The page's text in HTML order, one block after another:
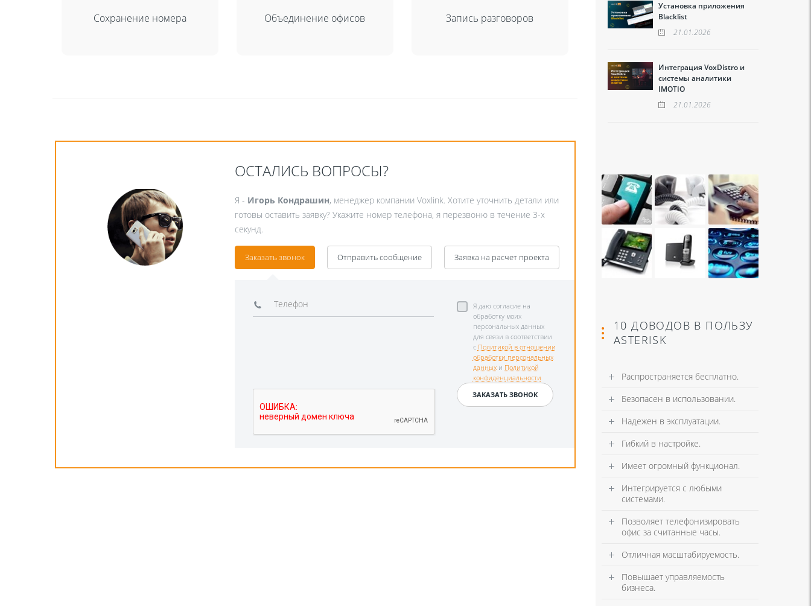
Сохранение номера Объединение офисов Запись разговоров
ОСТАЛИСЬ ВОПРОСЫ?
Я - Игорь Кондрашин, менеджер компании Voxlink. Хотите уточнить детали или
готовы оставить заявку? Укажите номер телефона, я перезвоню в течение 3-х
секунд.
Заказать звонок
Я даю согласие на
обработку моих
персональных данных
для связи в соответствии
с Политикой в отношении
обработки персональных
данныхи Политикой
конфиденциальности
Отправить сообщение Заявка на расчет проекта
Установка приложения
Blacklist
21.01.2026
Интеграция VoxDistro и
системы аналитики
IMOTIO
21.01.2026
10 ДОВОДОВ В ПОЛЬЗУ
ASTERISK
Распространяется бесплатно.
Безопасен в использовании.
Надежен в эксплуатации.
Гибкий в настройке.
Имеет огромный функционал.
Интегрируется с любыми
системами.
Позволяет телефонизировать
офис за считанные часы.
Отличная масштабируемость.
Повышает управляемость
бизнеса.